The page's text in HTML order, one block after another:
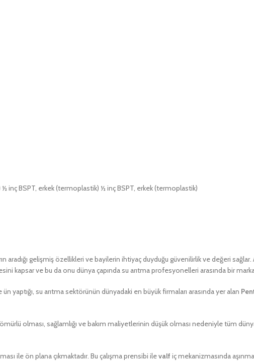
½ inç BSPT, erkek (termoplastik) ½ inç BSPT, erkek (termoplastik)
gelişmiş özellikleri ve bayilerin ihtiyaç duyduğu güvenilirlik ve değeri
kapsar ve bu da onu dünya çapında su arıtma profesyonelleri arasında bir
yaptığı, su arıtma sektörünün dünyadaki en büyük firmaları arasında yer alan
olması, sağlamlığı ve bakım maliyetlerinin düşük olması nedeniyle tüm
ile ön plana çıkmaktadır. Bu çalışma prensibi ilevalf iç mekanizmasında